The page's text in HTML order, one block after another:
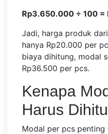
Rp3.650.000 ÷ 100
Jadi, harga produk
hanya Rp20.000 per
biaya dihitung, modal
Rp36.500 per pcs.
Kenapa
Harus
Modal per pcs penting